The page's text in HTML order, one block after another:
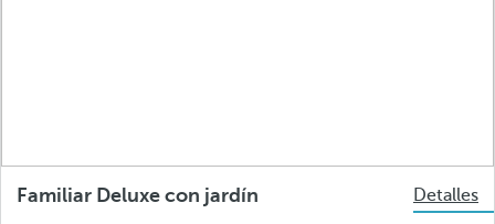
Familiar Deluxe con jardín
Detalles